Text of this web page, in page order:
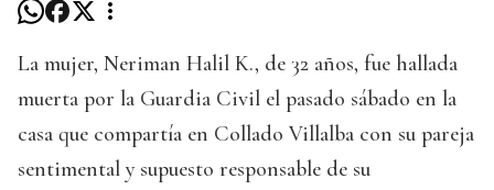
La mujer, Neriman Halil K., de 32 años, fue hallada
muerta por la Guardia Civil el pasado sábado en la
casa que compartía en Collado Villalba con su pareja
sentimental y supuesto responsable de su